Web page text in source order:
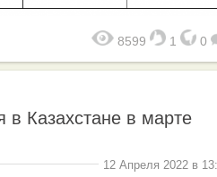
8599 1 0
в Казахстане в марте
12 Апреля 2022 в